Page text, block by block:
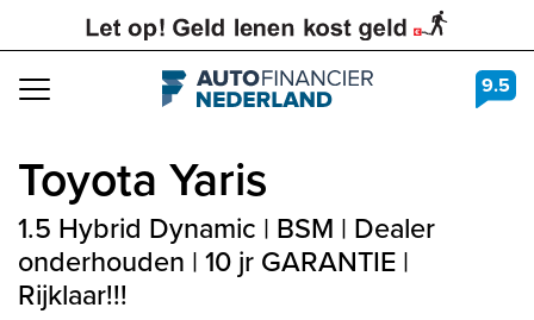
Navigation 9.5
Toyota Yaris
1.5 Hybrid Dynamic | BSM | Dealer
onderhouden | 10 jr GARANTIE |
Rijklaar!!!